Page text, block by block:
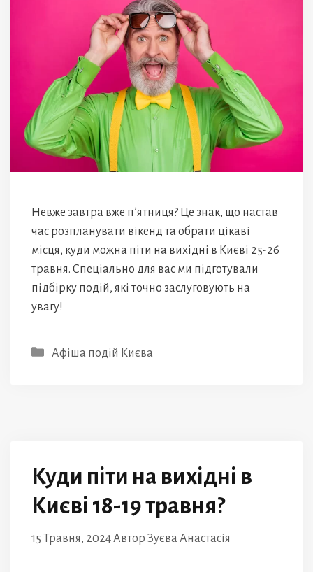
Невже завтра вже п’ятниця? Це знак, що настав
час розпланувати вікенд та обрати цікаві
місця, куди можна піти на вихідні в Києві 25-26
травня. Спеціально для вас ми підготували
підбірку подій, які точно заслуговують на
увагу!
Категорії
Афіша подій Києва
Куди піти на вихідні в
Києві 18-19 травня?
15 Травня, 2024 Автор Зуєва Анастасія